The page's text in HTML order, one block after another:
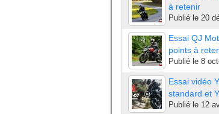
à retenir
Publié le 20
Essai QJ
points à
Publié le 8
Essai vidéo
standard et
Publié le 12